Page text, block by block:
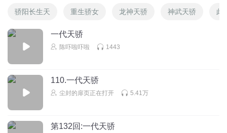
骄阳长生天 重生骄女 龙神天骄 神武天骄 此
一代天骄
陈吓啦吓啦 1443
110.一代天骄
尘封的扉页正在打开 5.41万
第132回:一代天骄